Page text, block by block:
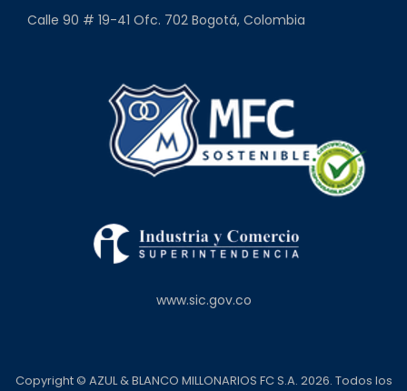
Calle 90 # 19-41 Ofc. 702 Bogotá, Colombia
www.sic.gov.co
Copyright © AZUL & BLANCO MILLONARIOS FC S.A. 2026. Todos los